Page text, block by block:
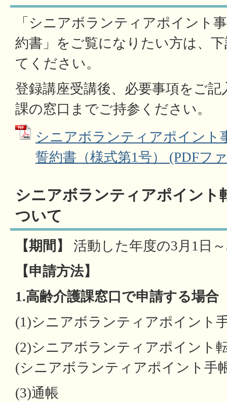
「シニアボランティアポイント
約書」をご覧になりたい方は、
てください。
登録講座受講後、必要事項をご
課の窓口までご持参ください。
シニアボランティアポイント
誓約書（様式第1号） (PDFフ
シニアボランティアポイント
ついて
【期間】
活動した年度の3月1日
【申請方法】
1.高齢介護課窓口で申請する場合
(1)シニアボランティアポイント
(2)シニアボランティアポイント
(シニアボランティアポイント手
(3)通帳